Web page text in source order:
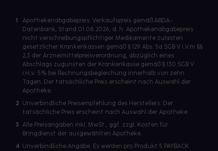
1
Apothekenabgabepreis: Verkaufspreis gemäß ABDA-
Datenbank, Stand 01.08.2026, d. h. Apothekenabgabepreis
nicht verschreibungspflichtiger Medikamente zulasten
gesetzlicher Krankenkassen gemäß § 129 Abs. 5a SGB V i.V.m §§
2,3 der Arzneimittelpreisverordnung, abzüglich eines
Abschlags zugunsten der Krankenkasse gemäß § 130 SGB V
i.H.v. 5% bei Rechnungsbegleichung innerhalb von zehn
Tagen. Der tatsächliche Preis erscheint nach Auswahl der
Apotheke.
2 Unverbindliche Preisempfehlung des Herstellers. Der
tatsächliche Preis erscheint nach Auswahl der Apotheke.
3 Alle Preisangaben inkl. MwSt., ggf. zzgl. Kosten für
Bringdienst der ausgewählten Apotheke.
4 Unverbindliche Angabe. Es werden pro Produkt 5 PAYBACK